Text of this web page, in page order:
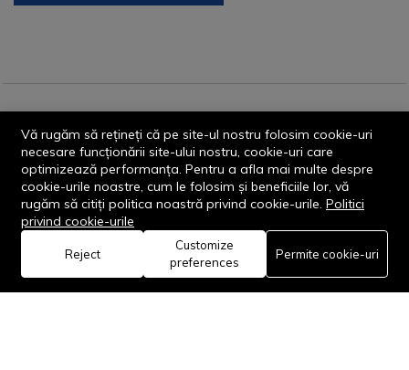
© 2013-2026 - Dornik Total Services S.R.L. CUI 32211812
Reg.Com. J13/1996/2013, Str. Transilvaniei, Nr. 19A
Rămâi conectat:
Acasă Categorie
0
Coș Favorite Cont
Vă rugăm să rețineți că pe site-ul nostru folosim cookie-uri
necesare funcționării site-ului nostru, cookie-uri care
optimizează performanța. Pentru a afla mai multe despre
cookie-urile noastre, cum le folosim și beneficiile lor, vă
rugăm să citiți politica noastră privind cookie-urile. Politici
privind cookie-urile
Reject
Customize
preferences
Permite cookie-uri